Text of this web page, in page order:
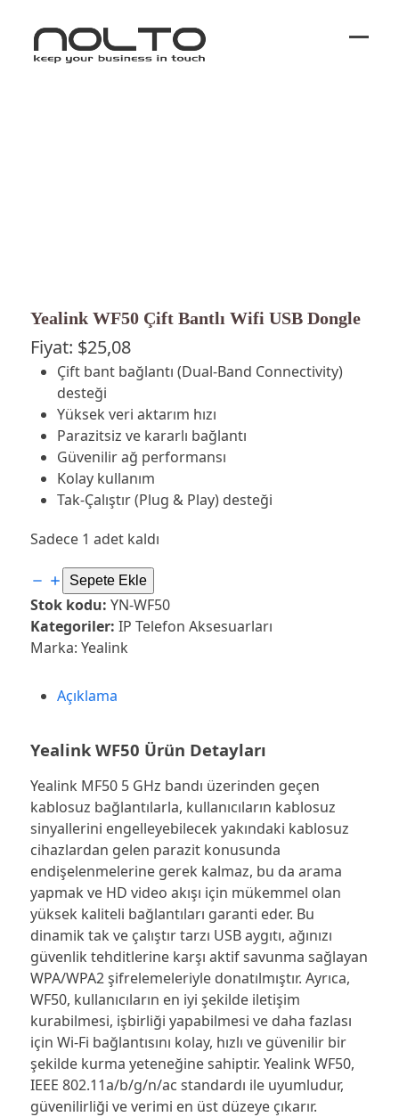
Yealink WF50 Çift Bantlı Wifi USB Dongle
Fiyat: $25,08
Çift bant bağlantı (Dual-Band Connectivity)
desteği
Yüksek veri aktarım hızı
Parazitsiz ve kararlı bağlantı
Güvenilir ağ performansı
Kolay kullanım
Tak-Çalıştır (Plug & Play) desteği
Sadece 1 adet kaldı
Yealink
WF50
Çift
Bantlı
USB
Dongle
Sepete Ekle
Stok kodu: YN-WF50
Kategoriler: IP Telefon Aksesuarları
Marka: Yealink
Açıklama
Yealink WF50 Ürün Detayları
Yealink MF50 5 GHz bandı üzerinden geçen
kablosuz bağlantılarla, kullanıcıların kablosuz
sinyallerini engelleyebilecek yakındaki kablosuz
cihazlardan gelen parazit konusunda
endişelenmelerine gerek kalmaz, bu da arama
yapmak ve HD video akışı için mükemmel olan
yüksek kaliteli bağlantıları garanti eder. Bu
dinamik tak ve çalıştır tarzı USB aygıtı, ağınızı
güvenlik tehditlerine karşı aktif savunma sağlayan
WPA/WPA2 şifrelemeleriyle donatılmıştır. Ayrıca,
WF50, kullanıcıların en iyi şekilde iletişim
kurabilmesi, işbirliği yapabilmesi ve daha fazlası
için Wi-Fi bağlantısını kolay, hızlı ve güvenilir bir
şekilde kurma yeteneğine sahiptir. Yealink WF50,
IEEE 802.11a/b/g/n/ac standardı ile uyumludur,
güvenilirliği ve verimi en üst düzeye çıkarır.